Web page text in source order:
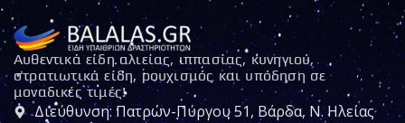
Αυθεντικά είδη αλιείας, ιππασίας, κυνηγιού,
στρατιωτικά είδη, ρουχισμός και υπόδηση σε
μοναδικές τιμές!
Διεύθυνση: Πατρών-Πύργου 51, Βάρδα, Ν. Ηλείας